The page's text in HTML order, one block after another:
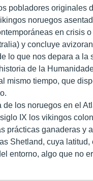
pobladores originales
noruegos
en crisis
y concluye
lo que nos depara a la
de la Humanidad
mismo tiempo, que
los noruegos en el
IX los vikingos
prácticas ganaderas y
Shetland, cuya latitud,
entorno, algo que no